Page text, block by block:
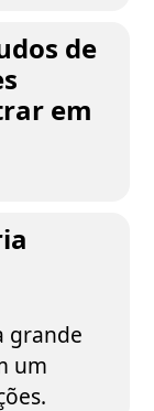
de
em
grande
um